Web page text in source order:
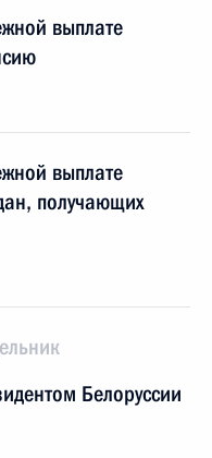
выплате
выплате
получающих
Белоруссии